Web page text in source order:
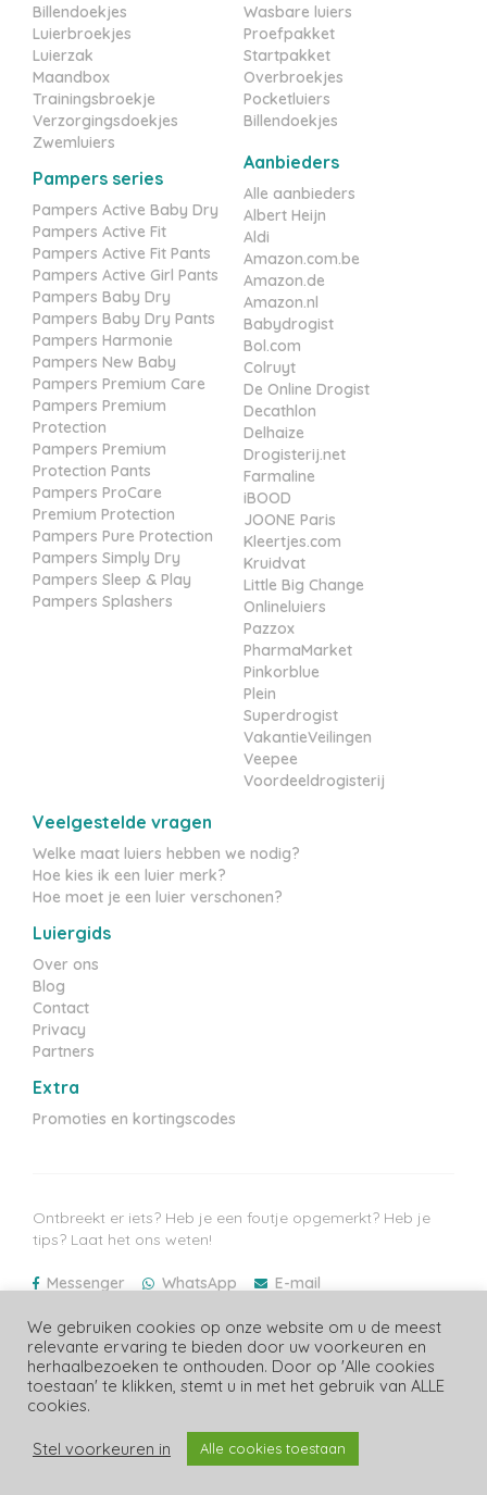
Billendoekjes
Luierbroekjes
Luierzak
Maandbox
Trainingsbroekje
Verzorgingsdoekjes
Zwemluiers
Pampers series
Pampers Active Baby Dry
Pampers Active Fit
Pampers Active Fit Pants
Pampers Active Girl Pants
Pampers Baby Dry
Pampers Baby Dry Pants
Pampers Harmonie
Pampers New Baby
Pampers Premium Care
Pampers Premium
Protection
Pampers Premium
Protection Pants
Pampers ProCare
Premium Protection
Pampers Pure Protection
Pampers Simply Dry
Pampers Sleep & Play
Pampers Splashers
Wasbare luiers
Proefpakket
Startpakket
Overbroekjes
Pocketluiers
Billendoekjes
Aanbieders
Alle aanbieders
Albert Heijn
Aldi
Amazon.com.be
Amazon.de
Amazon.nl
Babydrogist
Bol.com
Colruyt
De Online Drogist
Decathlon
Delhaize
Drogisterij.net
Farmaline
iBOOD
JOONE Paris
Kleertjes.com
Kruidvat
Little Big Change
Onlineluiers
Pazzox
PharmaMarket
Pinkorblue
Plein
Superdrogist
VakantieVeilingen
Veepee
Voordeeldrogisterij
Veelgestelde vragen
Welke maat luiers hebben we nodig?
Hoe kies ik een luier merk?
Hoe moet je een luier verschonen?
Luiergids
Over ons
Blog
Contact
Privacy
Partners
Extra
Promoties en kortingscodes
Ontbreekt er iets? Heb je een foutje opgemerkt? Heb je
tips? Laat het ons weten!
Messenger WhatsApp E-mail
Laatste prijzen update: 09/08/2026
We gebruiken cookies op onze website om u de meest
relevante ervaring te bieden door uw voorkeuren en
herhaalbezoeken te onthouden. Door op 'Alle cookies
toestaan' te klikken, stemt u in met het gebruik van ALLE
cookies.
Stel voorkeuren in Alle cookies toestaan